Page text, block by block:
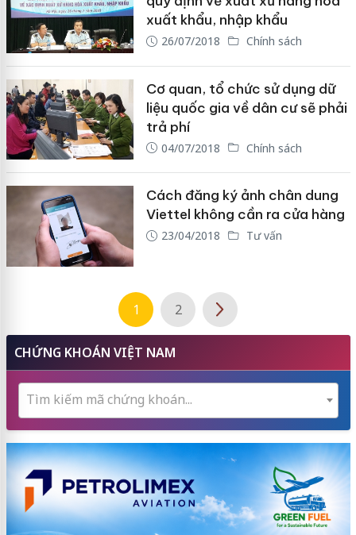
xuất khẩu, nhập khẩu
26/07/2018 Chính sách
Cơ quan, tổ chức sử dụng dữ
liệu quốc gia về dân cư sẽ phải
trả phí
04/07/2018 Chính sách
Cách đăng ký ảnh chân dung
Viettel không cần ra cửa hàng
23/04/2018 Tư vấn
1 2
CHỨNG KHOÁN VIỆT NAM
Tìm kiếm mã chứng khoán...